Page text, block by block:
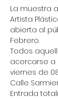
La muestra
Artista
abierta al
Febrero.
Todos
acercarse a
viernes de
Calle
Entrada